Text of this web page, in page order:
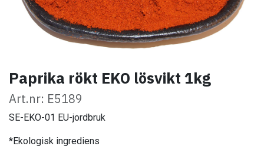
Paprika rökt EKO lösvikt 1kg
Art.nr: E5189
SE-EKO-01 EU-jordbruk
*Ekologisk ingrediens